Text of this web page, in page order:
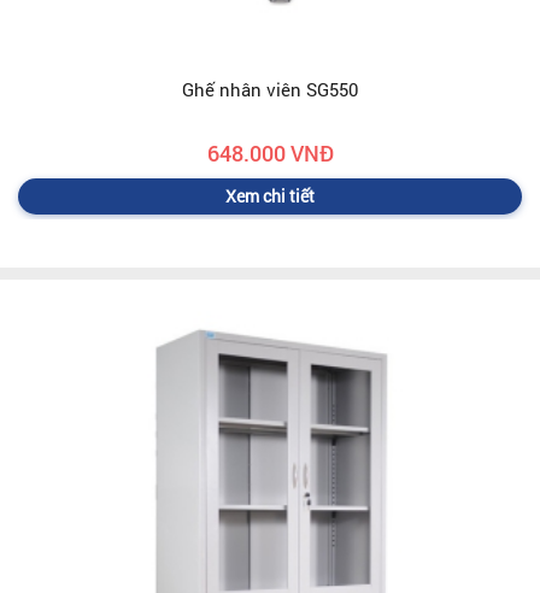
Ghế nhân viên SG550
648.000 VNĐ
Xem chi tiết